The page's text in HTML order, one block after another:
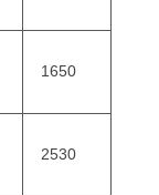
1650
2530